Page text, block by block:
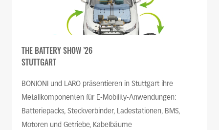
THE BATTERY SHOW ’26
STUTTGART
BONIONI und LARO präsentieren in Stuttgart ihre
Metallkomponenten für E-Mobility-Anwendungen:
Batteriepacks, Steckverbinder, Ladestationen, BMS,
Motoren und Getriebe, Kabelbäume